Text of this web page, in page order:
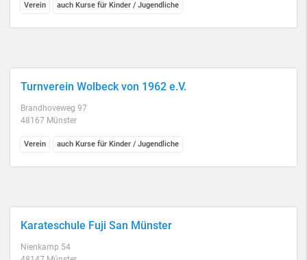
Verein auch Kurse für Kinder / Jugendliche
Turnverein Wolbeck von 1962 e.V.
Brandhoveweg 97
48167 Münster
Verein auch Kurse für Kinder / Jugendliche
Karateschule Fuji San Münster
Nienkamp 54